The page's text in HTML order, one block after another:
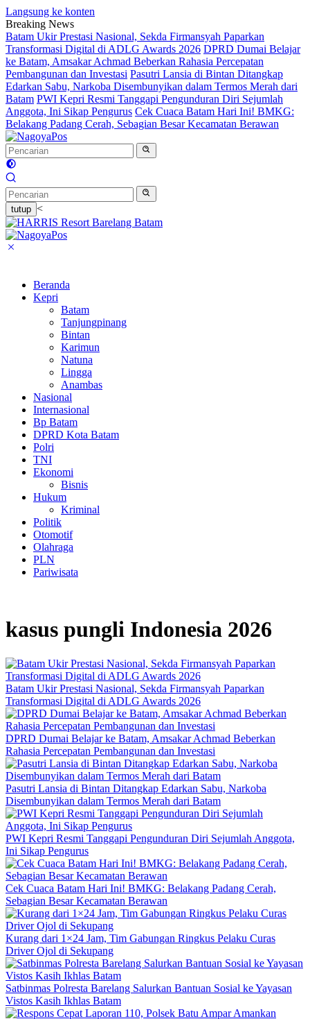
Langsung ke konten
Breaking News
Batam Ukir Prestasi Nasional, Sekda Firmansyah Paparkan
Transformasi Digital di ADLG Awards 2026 DPRD Dumai Belajar
ke Batam, Amsakar Achmad Beberkan Rahasia Percepatan
Pembangunan dan Investasi Pasutri Lansia di Bintan Ditangkap
Edarkan Sabu, Narkoba Disembunyikan dalam Termos Merah dari
Batam PWI Kepri Resmi Tanggapi Pengunduran Diri Sejumlah
Anggota, Ini Sikap Pengurus Cek Cuaca Batam Hari Ini! BMKG:
Belakang Padang Cerah, Sebagian Besar Kecamatan Berawan
tutup <
Beranda
Kepri
Batam
Tanjungpinang
Bintan
Karimun
Natuna
Lingga
Anambas
Nasional
Internasional
Bp Batam
DPRD Kota Batam
Polri
TNI
Ekonomi
Bisnis
Hukum
Kriminal
Politik
Otomotif
Olahraga
PLN
Pariwisata
kasus pungli Indonesia 2026
Batam Ukir Prestasi Nasional, Sekda Firmansyah Paparkan
Transformasi Digital di ADLG Awards 2026
DPRD Dumai Belajar ke Batam, Amsakar Achmad Beberkan
Rahasia Percepatan Pembangunan dan Investasi
Pasutri Lansia di Bintan Ditangkap Edarkan Sabu, Narkoba
Disembunyikan dalam Termos Merah dari Batam
PWI Kepri Resmi Tanggapi Pengunduran Diri Sejumlah Anggota,
Ini Sikap Pengurus
Cek Cuaca Batam Hari Ini! BMKG: Belakang Padang Cerah,
Sebagian Besar Kecamatan Berawan
Kurang dari 1×24 Jam, Tim Gabungan Ringkus Pelaku Curas
Driver Ojol di Sekupang
Satbinmas Polresta Barelang Salurkan Bantuan Sosial ke Yayasan
Vistos Kasih Ikhlas Batam